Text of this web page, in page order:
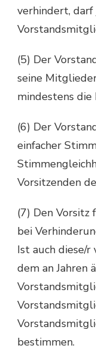
verhindert, darf
(5) Der
seine
mindestens
(6) Der
einfacher
Vorsitzenden
(7) Den Vorsitz
bei
Ist auch diese/
dem an Jahren
bestimmen.